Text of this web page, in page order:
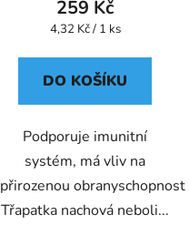
259 Kč
Měrná
4,32 Kč / 1 ks
DO KOŠÍKU
Podporuje imunitní
systém, má vliv na
přirozenou
Třapatka nachová neboli...